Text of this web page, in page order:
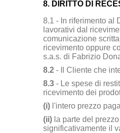
8. DIRITTO DI
8.1 - In riferimento al
lavorativi dal
comunicazione
ricevimento oppure
s.a.s. di Fabrizio
8.2 - Il Cliente che
8.3 - Le spese di
ricevimento dei
(i) l'intero prezzo
(ii) la parte del
significativamente il